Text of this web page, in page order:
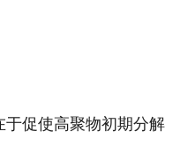
促使高聚物初期分解